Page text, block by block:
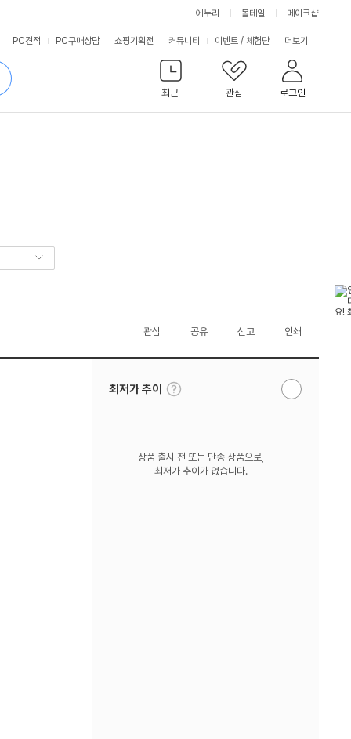
에누리 몰테일 메이크샵
최근
관심 로그인
PC견적 PC구매상담 쇼핑기획전 커뮤니티 이벤트 / 체험단 서
비
스
더보기
관심 공유 신고 인쇄
최저가 추이
툴
팁
알
상품 출시 전 또는 단종 상품으로,
최저가 추이가 없습니다.